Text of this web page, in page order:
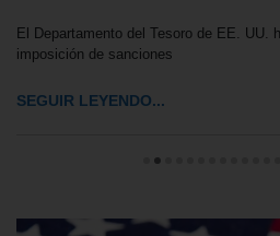
El Departamento del Tesoro de EE. UU.
imposición de sanciones
SEGUIR LEYENDO...